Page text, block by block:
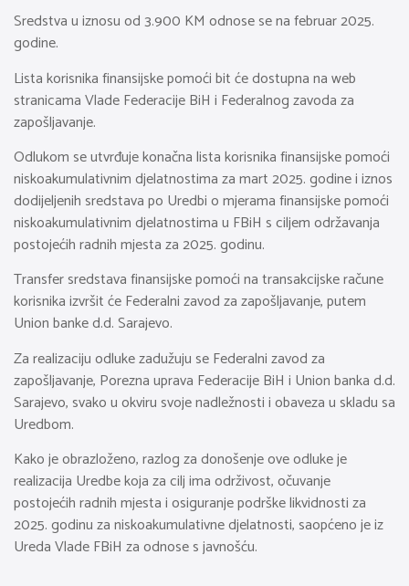
Sredstva u iznosu od 3.900 KM odnose se na februar 2025.
godine.
Lista korisnika finansijske pomoći bit će dostupna na web
stranicama Vlade Federacije BiH i Federalnog zavoda za
zapošljavanje.
Odlukom se utvrđuje konačna lista korisnika finansijske pomoći
niskoakumulativnim djelatnostima za mart 2025. godine i iznos
dodijeljenih sredstava po Uredbi o mjerama finansijske pomoći
niskoakumulativnim djelatnostima u FBiH s ciljem održavanja
postojećih radnih mjesta za 2025. godinu.
Transfer sredstava finansijske pomoći na transakcijske račune
korisnika izvršit će Federalni zavod za zapošljavanje, putem
Union banke d.d. Sarajevo.
Za realizaciju odluke zadužuju se Federalni zavod za
zapošljavanje, Porezna uprava Federacije BiH i Union banka d.d.
Sarajevo, svako u okviru svoje nadležnosti i obaveza u skladu sa
Uredbom.
Kako je obrazloženo, razlog za donošenje ove odluke je
realizacija Uredbe koja za cilj ima održivost, očuvanje
postojećih radnih mjesta i osiguranje podrške likvidnosti za
2025. godinu za niskoakumulativne djelatnosti, saopćeno je iz
Ureda Vlade FBiH za odnose s javnošću.